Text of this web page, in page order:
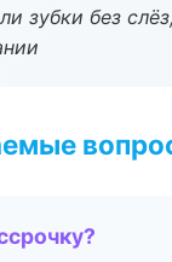
зубки без